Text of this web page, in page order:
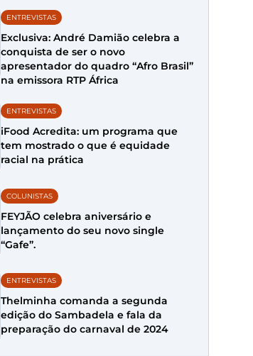
ENTREVISTAS
Exclusiva: André Damião celebra a
conquista de ser o novo
apresentador do quadro “Afro Brasil”
na emissora RTP África
ENTREVISTAS
iFood Acredita: um programa que
tem mostrado o que é equidade
racial na prática
COLUNISTAS
FEYJÃO celebra aniversário e
lançamento do seu novo single
“Gafe”.
ENTREVISTAS
Thelminha comanda a segunda
edição do Sambadela e fala da
preparação do carnaval de 2024